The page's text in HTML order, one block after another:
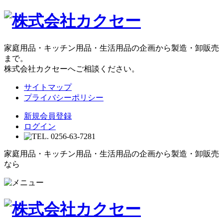
家庭用品・キッチン用品・生活用品の企画から製造・卸販売
まで。
株式会社カクセーへご相談ください。
サイトマップ
プライバシーポリシー
新規会員登録
ログイン
家庭用品・キッチン用品・生活用品の企画から製造・卸販売
なら